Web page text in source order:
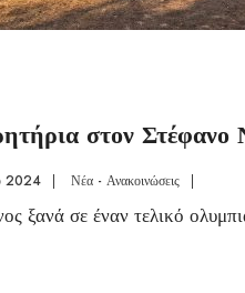
στον Στέφανο
2024 | Νέα - Ανακοινώσεις |
ξανά σε έναν τελικό